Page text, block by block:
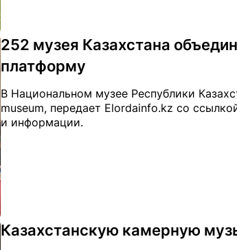
252 музея Казахстана
платформу
В Национальном музее Республики
museum, передает Elordainfo.kz со
и информации.
Казахстанскую камерную